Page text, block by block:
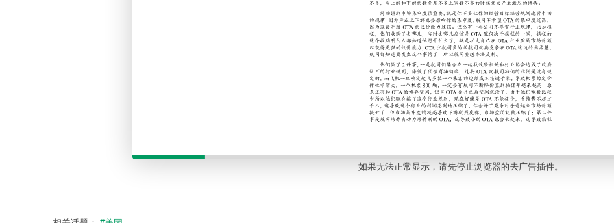
如果无法正常显示，请先停止浏览器的去广告插件。